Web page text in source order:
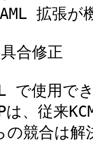
拡張が
合修正
で使用で
の競合は